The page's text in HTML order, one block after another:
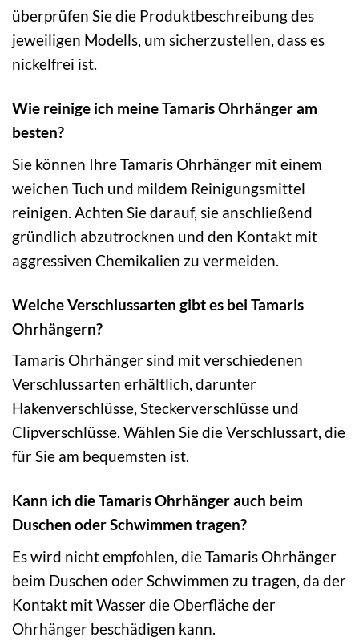
überprüfen Sie die Produktbeschreibung des
jeweiligen Modells, um sicherzustellen, dass es
nickelfrei ist.
Wie reinige ich meine Tamaris Ohrhänger am
besten?
Sie können Ihre Tamaris Ohrhänger mit einem
weichen Tuch und mildem Reinigungsmittel
reinigen. Achten Sie darauf, sie anschließend
gründlich abzutrocknen und den Kontakt mit
aggressiven Chemikalien zu vermeiden.
Welche Verschlussarten gibt es bei Tamaris
Ohrhängern?
Tamaris Ohrhänger sind mit verschiedenen
Verschlussarten erhältlich, darunter
Hakenverschlüsse, Steckerverschlüsse und
Clipverschlüsse. Wählen Sie die Verschlussart, die
für Sie am bequemsten ist.
Kann ich die Tamaris Ohrhänger auch beim
Duschen oder Schwimmen tragen?
Es wird nicht empfohlen, die Tamaris Ohrhänger
beim Duschen oder Schwimmen zu tragen, da der
Kontakt mit Wasser die Oberfläche der
Ohrhänger beschädigen kann.